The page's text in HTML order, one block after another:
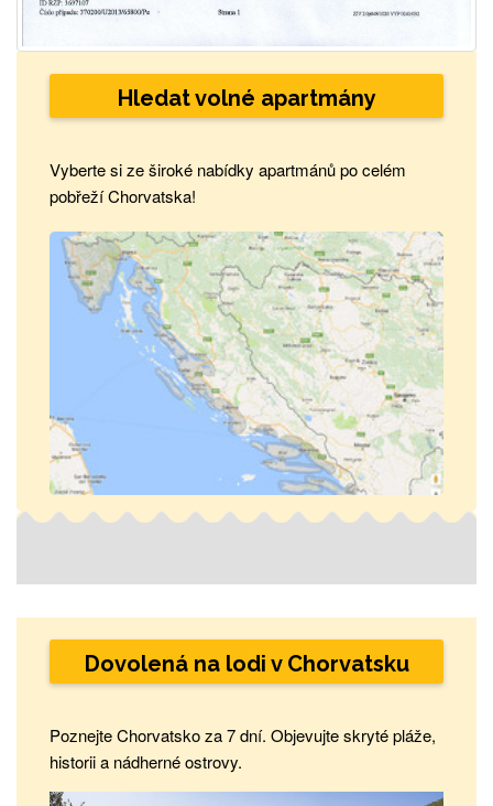
Hledat volné apartmány
Vyberte si ze široké nabídky apartmánů po celém
pobřeží Chorvatska!
Dovolená na lodi v Chorvatsku
Poznejte Chorvatsko za 7 dní. Objevujte skryté pláže,
historii a nádherné ostrovy.